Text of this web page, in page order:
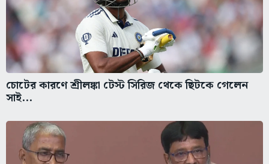
চোটের কারণে শ্রীলঙ্কা টেস্ট সিরিজ থেকে ছিটকে গেলেন
সাই...